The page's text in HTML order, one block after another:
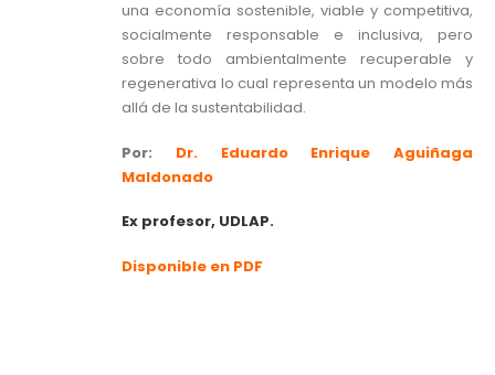
una economía sostenible, viable y competitiva,
socialmente responsable e inclusiva, pero
sobre todo ambientalmente recuperable y
regenerativa lo cual representa un modelo más
allá de la sustentabilidad.
Por: Dr. Eduardo Enrique Aguiñaga
Maldonado
Ex profesor, UDLAP.
Disponible en PDF